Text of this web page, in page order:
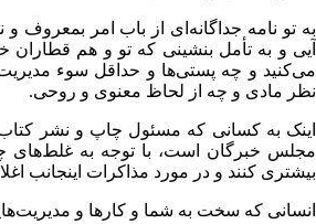
به تو نامه جداگانه‌ای از باب امر
آیی و به تأمل بنشینی که تو و هم
می‌کنید و چه پستی‌ها و حداقل سوء
نظر مادی و چه از لحاظ معنوی و روحی.
اینک به کسانی که مسئول چاپ و نشر
مجلس خبرگان است، با توجه به غلط‌های
بیشتری کنند و در مورد مذاکرات اینجانب
انسانی که سخت به شما و کارها و